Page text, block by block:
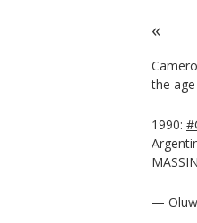
the
1990:
—